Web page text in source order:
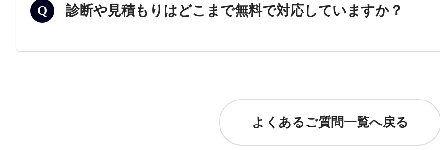
Q 診断や見積もりはどこまで無料で対応していますか？
よくあるご質問一覧へ戻る